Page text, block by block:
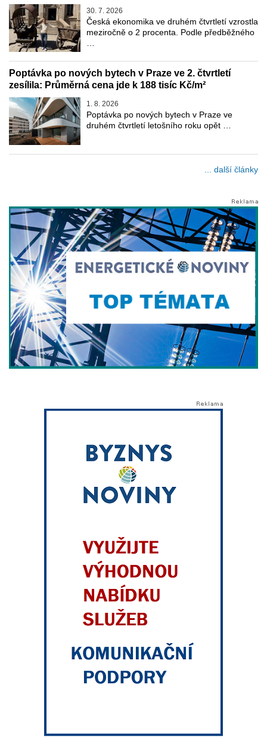
30. 7. 2026
Česká ekonomika ve druhém čtvrtletí vzrostla
meziročně o 2 procenta. Podle předběžného
Poptávka po nových bytech v Praze ve 2. čtvrtletí
zesílila: Průměrná cena jde k 188 tisíc Kč/m²
1. 8. 2026
Poptávka po nových bytech v Praze ve
druhém čtvrtletí letošního roku opět …
... další články